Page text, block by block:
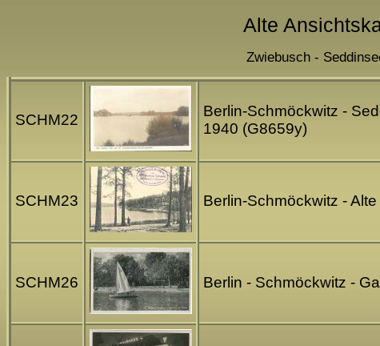
Alte
Zwiebusch -
SCHM22
Berlin-Schmöckwitz -
1940 (G8659y)
SCHM23 Berlin-Schmöckwitz -
SCHM26 Berlin - Schmöckwitz -